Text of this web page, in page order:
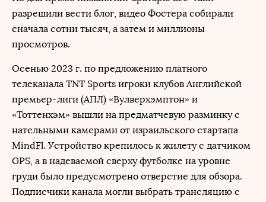
разрешили вести блог, видео Фостера собирали
сначала сотни тысяч, а затем и миллионы
просмотров.
Осенью 2023 г. по предложению платного
телеканала TNT Sports игроки клубов Английской
премьер-лиги (АПЛ) «Вулверхэмптон» и
«Тоттенхэм» вышли на предматчевую разминку с
нательными камерами от израильского стартапа
MindFl. Устройство крепилось к жилету с датчиком
GPS, а в надеваемой сверху футболке на уровне
груди было предусмотрено отверстие для обзора.
Подписчики канала могли выбрать трансляцию с